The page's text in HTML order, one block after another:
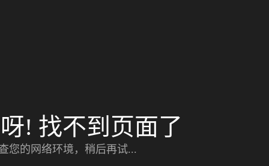
! 找不到页面了
您的网络环境，稍后再试...